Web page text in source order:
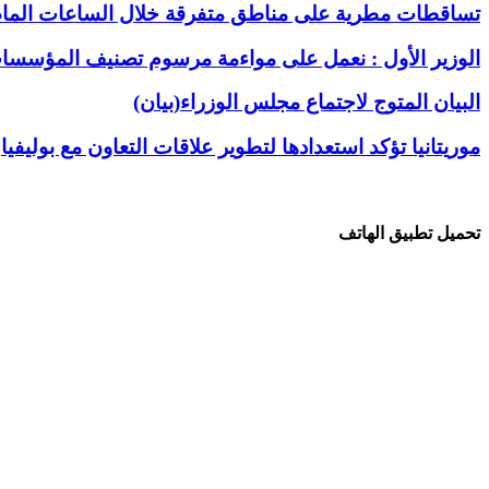
تساقطات مطرية على مناطق متفرقة خلال الساعات
الوزير الأول : نعمل على مواءمة مرسوم تصنيف
البيان المتوج لاجتماع مجلس الوزراء(بيان)
موريتانيا تؤكد استعدادها لتطوير علاقات التعاون مع بوليفيا
تحميل تطبيق الهاتف